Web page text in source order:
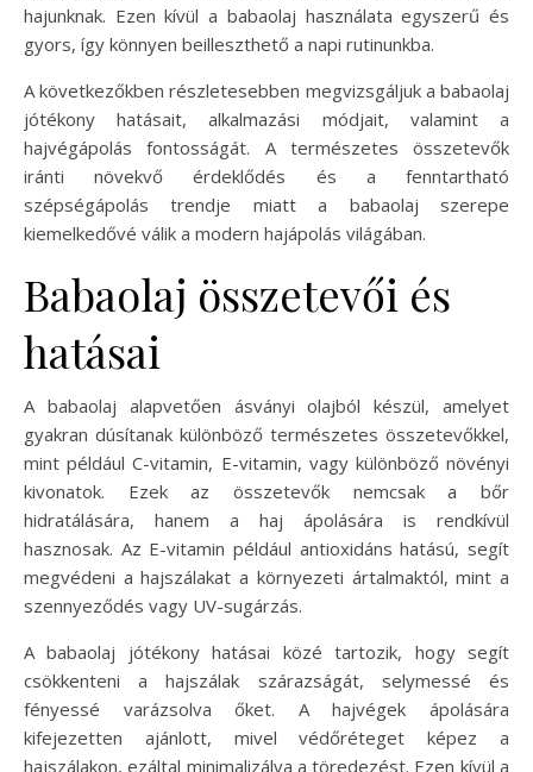
hajunknak. Ezen kívül a babaolaj használata egyszerű és
gyors, így könnyen beilleszthető a napi rutinunkba.
A következőkben részletesebben megvizsgáljuk a babaolaj
jótékony hatásait, alkalmazási módjait, valamint a
hajvégápolás fontosságát. A természetes összetevők
iránti növekvő érdeklődés és a fenntartható
szépségápolás trendje miatt a babaolaj szerepe
kiemelkedővé válik a modern hajápolás világában.
Babaolaj összetevői és
hatásai
A babaolaj alapvetően ásványi olajból készül, amelyet
gyakran dúsítanak különböző természetes összetevőkkel,
mint például C-vitamin, E-vitamin, vagy különböző növényi
kivonatok. Ezek az összetevők nemcsak a bőr
hidratálására, hanem a haj ápolására is rendkívül
hasznosak. Az E-vitamin például antioxidáns hatású, segít
megvédeni a hajszálakat a környezeti ártalmaktól, mint a
szennyeződés vagy UV-sugárzás.
A babaolaj jótékony hatásai közé tartozik, hogy segít
csökkenteni a hajszálak szárazságát, selymessé és
fényessé varázsolva őket. A hajvégek ápolására
kifejezetten ajánlott, mivel védőréteget képez a
hajszálakon, ezáltal minimalizálva a töredezést. Ezen kívül a